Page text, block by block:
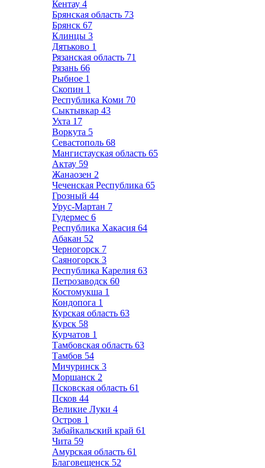
Кентау 4
Брянская область 73
Брянск 67
Клинцы 3
Дятьково 1
Рязанская область 71
Рязань 66
Рыбное 1
Скопин 1
Республика Коми 70
Сыктывкар 43
Ухта 17
Воркута 5
Севастополь 68
Мангистауская область 65
Актау 59
Жанаозен 2
Чеченская Республика 65
Грозный 44
Урус-Мартан 7
Гудермес 6
Республика Хакасия 64
Абакан 52
Черногорск 7
Саяногорск 3
Республика Карелия 63
Петрозаводск 60
Костомукша 1
Кондопога 1
Курская область 63
Курск 58
Курчатов 1
Тамбовская область 63
Тамбов 54
Мичуринск 3
Моршанск 2
Псковская область 61
Псков 44
Великие Луки 4
Остров 1
Забайкальский край 61
Чита 59
Амурская область 61
Благовещенск 52